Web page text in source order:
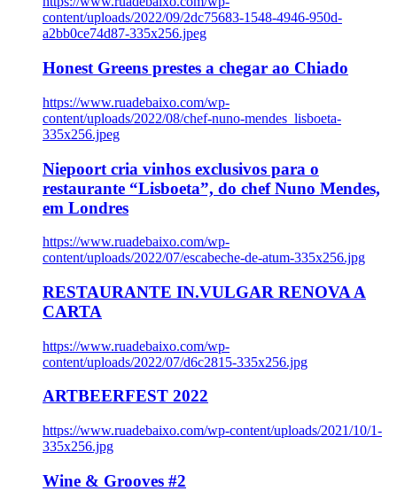
content/uploads/2022/09/2dc75683-1548-4946-950d-
a2bb0ce74d87-335x256.jpeg
Honest Greens prestes a chegar ao Chiado
https://www.ruadebaixo.com/wp-
content/uploads/2022/08/chef-nuno-mendes_lisboeta-
335x256.jpeg
Niepoort cria vinhos exclusivos para o
restaurante “Lisboeta”, do chef Nuno Mendes,
em Londres
https://www.ruadebaixo.com/wp-
content/uploads/2022/07/escabeche-de-atum-335x256.jpg
RESTAURANTE IN.VULGAR RENOVA A
CARTA
https://www.ruadebaixo.com/wp-
content/uploads/2022/07/d6c2815-335x256.jpg
ARTBEERFEST 2022
https://www.ruadebaixo.com/wp-content/uploads/2021/10/1-
335x256.jpg
Wine & Grooves #2